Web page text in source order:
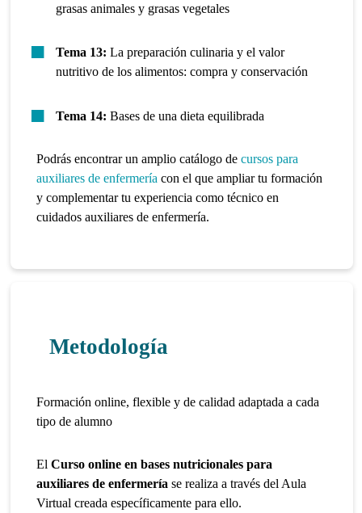
grasas animales y grasas vegetales
Tema 13:La preparación culinaria y el valor
nutritivo de los alimentos: compra y conservación
Tema 14: Bases de una dieta equilibrada
Podrás encontrar un amplio catálogo decursos para
auxiliares de enfermería con el que ampliar tu formación
y complementar tu experiencia como técnico en
cuidados auxiliares de enfermería.
Metodología
Formación online, flexible y de calidad adaptada a cada
tipo de alumno
ElCurso online en bases nutricionales para
auxiliares de enfermeríase realiza a través del Aula
Virtual creada específicamente para ello.